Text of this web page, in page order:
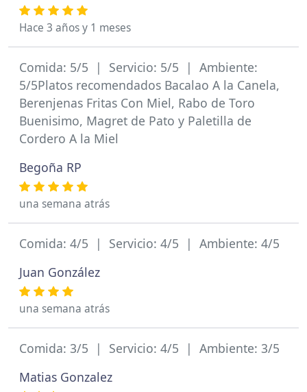
Hace 3 años y 1 meses
Comida: 5/5 | Servicio: 5/5 | Ambiente:
5/5Platos recomendados Bacalao A la Canela,
Berenjenas Fritas Con Miel, Rabo de Toro
Buenisimo, Magret de Pato y Paletilla de
Cordero A la Miel
Begoña RP
una semana atrás
Comida: 4/5 | Servicio: 4/5 | Ambiente: 4/5
Juan González
una semana atrás
Comida: 3/5 | Servicio: 4/5 | Ambiente: 3/5
Matias Gonzalez